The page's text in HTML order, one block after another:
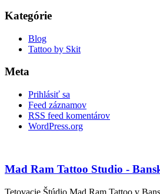
Kategórie
Blog
Tattoo by Skit
Meta
Prihlásiť sa
Feed záznamov
RSS feed komentárov
WordPress.org
Mad Ram Tattoo Studio -
Tetovacie Štúdio Mad Ram Tattoo v